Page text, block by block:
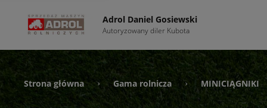
Adrol Daniel Gosiewski
Autoryzowany diler Kubota
Strona główna › Gama rolnicza › MINICIĄGNIKI